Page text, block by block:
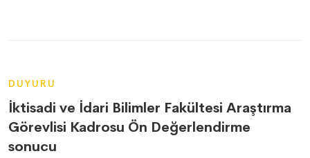
DUYURU
İktisadi ve İdari Bilimler Fakültesi Araştırma
Görevlisi Kadrosu Ön Değerlendirme
sonucu